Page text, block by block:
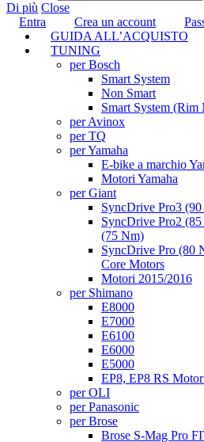
Di più Close
Entra
Crea un account
GUIDA ALL’ACQUISTO
TUNING
per Bosch
Smart System
Non Smart
Smart System (Rim
per Avinox
per TQ
per Yamaha
E-bike a marchio
Motori Yamaha
per Giant
SyncDrive Pro3
SyncDrive Pro2
(75 Nm)
SyncDrive Pro (80
Core Motors
Motori 2015/2016
per Shimano
E8000
E7000
E6100
E6000
E5000
EP8, EP8 RS
per OLI
per Panasonic
per Brose
Brose S-Mag Pro